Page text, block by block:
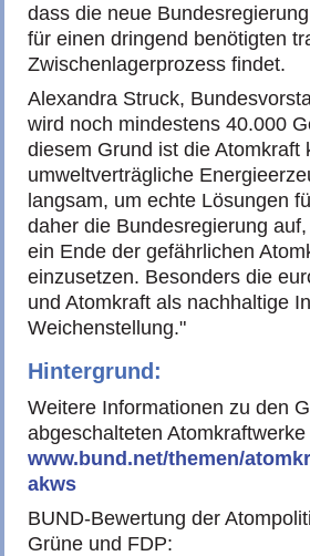
dass die neue
für einen dringend benötigten
Zwischenlagerprozess findet.
Alexandra Struck,
wird noch mindestens 40.000
diesem Grund ist die Atomkraft
umweltverträgliche
langsam, um echte Lösungen
daher die Bundesregierung
ein Ende der gefährlichen
einzusetzen. Besonders die
und Atomkraft als nachhaltige
Weichenstellung."
Hintergrund:
Weitere Informationen zu den
abgeschalteten
www.bund.net/themen/
akws
BUND-Bewertung der
Grüne und FDP: